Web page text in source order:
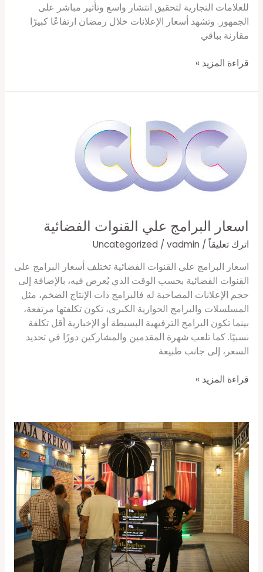
للعلامات التجارية لتحقيق انتشار واسع وتأثير مباشر على
الجمهور. وتشهد أسعار الإعلانات خلال رمضان ارتفاعًا كبيرًا
مقارنة بباقي
قراءة المزيد »
اسعار البرامج علي القنوات الفضائية
اترك تعليقاً /
Uncategorized /vadmin
اسعار البرامج علي القنوات الفضائية تختلف أسعار البرامج على
القنوات الفضائية بحسب الوقت الذي يُعرض فيه، بالإضافة إلى
حجم الإعلانات المصاحبة له فالبرامج ذات الإنتاج الضخم، مثل
المسلسلات والبرامج الحوارية الكبرى، تكون تكلفتها مرتفعة،
بينما تكون البرامج الترفيهية البسيطة أو الإخبارية أقل تكلفة
نسبيًا. كما تلعب شهرة المقدمين والمشاركين دورًا في تحديد
السعر، إلى جانب طبيعة
البرامج
القنوات
الفضائية
قراءة المزيد »
اسعار
البرامج
علي
القنوات
الفضائية